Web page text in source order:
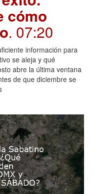
cómo
. 07:20
información para
se aleja y qué
abre la última ventana
de que diciembre se